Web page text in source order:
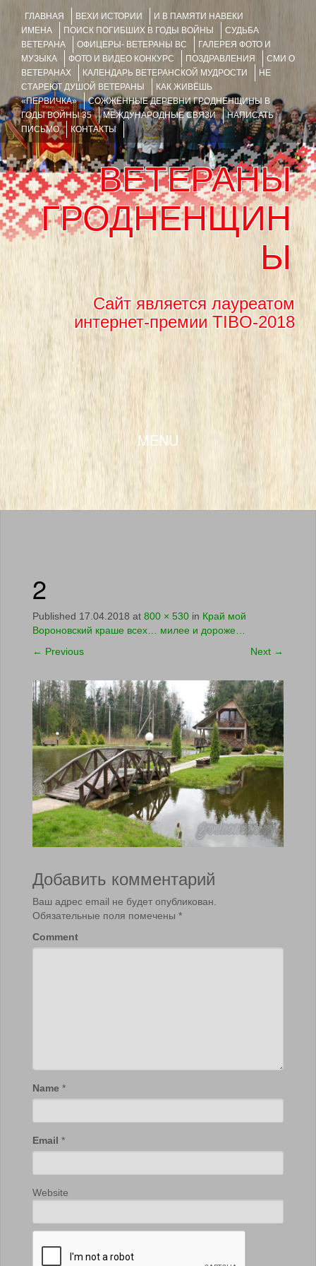
ГЛАВНАЯ ВЕХИ ИСТОРИИ
И В ПАМЯТИ НАВЕКИ
ИМЕНА
ПОИСК ПОГИБШИХ В ГОДЫ ВОЙНЫ
СУДЬБА
ВЕТЕРАНА
ОФИЦЕРЫ- ВЕТЕРАНЫ ВС
ГАЛЕРЕЯ ФОТО И
МУЗЫКА
ФОТО И ВИДЕО КОНКУРС ПОЗДРАВЛЕНИЯ
СМИ О
ВЕТЕРАНАХ
КАЛЕНДАРЬ ВЕТЕРАНСКОЙ МУДРОСТИ
НЕ
СТАРЕЮТ ДУШОЙ ВЕТЕРАНЫ
КАК ЖИВЁШЬ
«ПЕРВИЧКА»
СОЖЖЁННЫЕ ДЕРЕВНИ ГРОДНЕНЩИНЫ В
ГОДЫ ВОЙНЫ 35
МЕЖДУНАРОДНЫЕ СВЯЗИ
НАПИСАТЬ
ПИСЬМО
КОНТАКТЫ
ВЕТЕРАНЫ
ГРОДНЕНЩИН
Ы
Сайт является лауреатом
интернет-премии TIBO-2018
MENU
SKIP TO CONTENT
2
Published 17.04.2018 at 800 × 530 in Край мой
Вороновский краше всех… милее и дороже…
← Previous Next →
Добавить комментарий
Ваш адрес email не будет опубликован.
Обязательные поля помечены *
Comment
Name *
Email *
Website